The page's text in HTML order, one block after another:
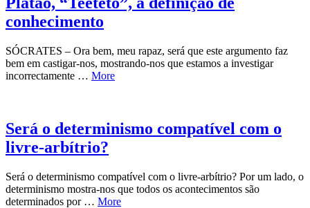
conhecimento
SÓCRATES – Ora bem, meu rapaz, será que este argumento faz
bem em castigar-nos, mostrando-nos que estamos a investigar
incorrectamente … More
Será o determinismo compatível com o
livre-arbítrio?
Será o determinismo compatível com o livre-arbítrio? Por um lado, o
determinismo mostra-nos que todos os acontecimentos são
determinados por … More